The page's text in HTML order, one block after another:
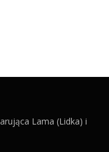
Lama (Lidka) i